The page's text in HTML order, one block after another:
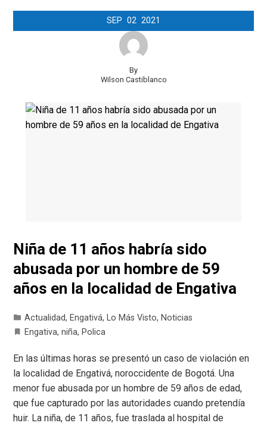
SEP 02 2021
By
Wilson Castiblanco
Niña de 11 años habría sido
abusada por un hombre de 59
años en la localidad de Engativa
Actualidad, Engativá, Lo Más Visto, Noticias
Engativa,niña, Polica
En las últimas horas se presentó un caso de violación en
la localidad de Engativá, noroccidente de Bogotá. Una
menor fue abusada por un hombre de 59 años de edad,
que fue capturado por las autoridades cuando pretendía
huir. La niña, de 11 años, fue traslada al hospital de